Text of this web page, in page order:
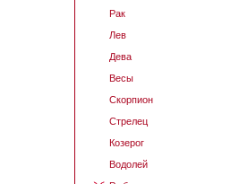
Рак
Лев
Дева
Весы
Скорпион
Стрелец
Козерог
Водолей